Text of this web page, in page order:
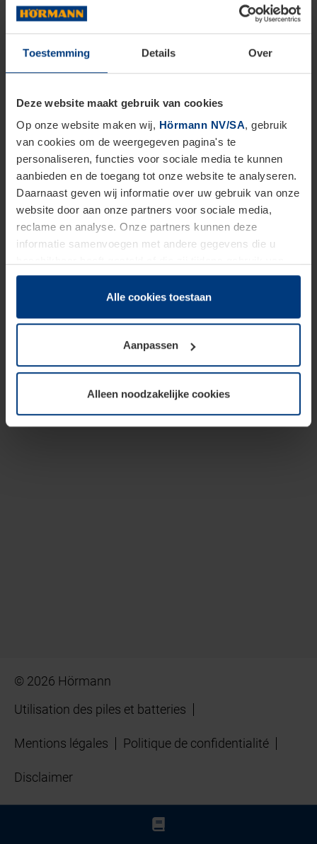
Toestemming Details Over
Deze website maakt gebruik van cookies
Op onze website maken wij, Hörmann NV/SA, gebruik
van cookies om de weergegeven pagina's te
personaliseren, functies voor sociale media te kunnen
aanbieden en de toegang tot onze website te analyseren.
Daarnaast geven wij informatie over uw gebruik van onze
website door aan onze partners voor sociale media,
reclame en analyse. Onze partners kunnen deze
informatie samenvoegen met andere gegevens die u
hun diensten hebben verzameld.
Juridisch hebben wij het recht om cookies op uw
van deze pagina's absoluut vereist is. Voor alle andere
soorten cookies is uw toestemming benodigd. Uw
toestemming kunt u op elk moment bij de uitleg van de
wijzigen of herroepen.
Alle cookies toestaan
Aanpassen
Alleen noodzakelijke cookies
© 2026 Hörmann
Utilisation des piles et batteries
Mentions légales Politique de confidentialité
Disclaimer